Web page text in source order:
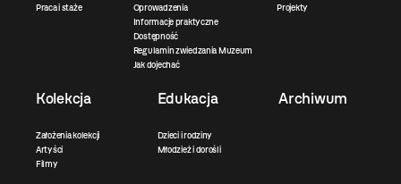
Praca i staże
Oprowadzenia
Informacje praktyczne
Dostępność
Regulamin zwiedzania Muzeum
Jak dojechać
Projekty
Kolekcja
Założenia kolekcji
Artyści
Filmy
Edukacja
Dzieci i rodziny
Młodzież i dorośli
Archiwum